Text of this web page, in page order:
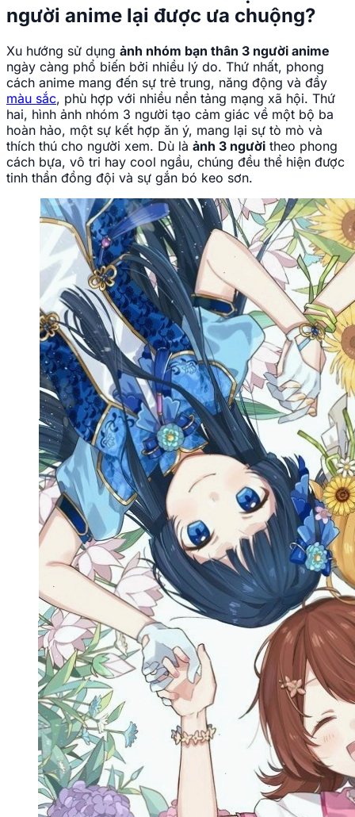
người anime lại được ưa chuộng?
Xu hướng sử dụng ảnh nhóm bạn thân 3 người anime
ngày càng phổ biến bởi nhiều lý do. Thứ nhất, phong
cách anime mang đến sự trẻ trung, năng động và đầy
màu sắc, phù hợp với nhiều nền tảng mạng xã hội. Thứ
hai, hình ảnh nhóm 3 người tạo cảm giác về một bộ ba
hoàn hảo, một sự kết hợp ăn ý, mang lại sự tò mò và
thích thú cho người xem. Dù là ảnh 3 người theo phong
cách bựa, vô tri hay cool ngầu, chúng đều thể hiện được
tinh thần đồng đội và sự gắn bó keo sơn.